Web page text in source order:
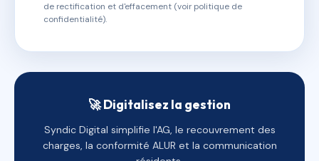
de rectification et d'effacement (voir politique de
confidentialité).
🚀 Digitalisez la gestion
Syndic Digital simplifie l'AG, le recouvrement des
charges, la conformité ALUR et la communication